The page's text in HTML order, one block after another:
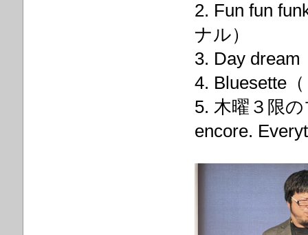
2. Fun fun
ナル）
3. Day
4. Bluesette
5. 木曜３限
encore.